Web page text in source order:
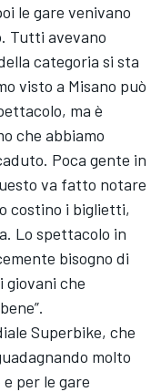
le gare venivano
Tutti avevano
categoria si sta
visto a Misano può
ma è
che abbiamo
Poca gente in
va fatto notare
costino i biglietti,
Lo spettacolo in
bisogno di
che
Superbike, che
molto
per le gare